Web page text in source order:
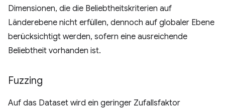
Dimensionen, die die Beliebtheitskriterien auf
Länderebene nicht erfüllen, dennoch auf globaler Ebene
berücksichtigt werden, sofern eine ausreichende
Beliebtheit vorhanden ist.
Fuzzing
Auf das Dataset wird ein geringer Zufallsfaktor